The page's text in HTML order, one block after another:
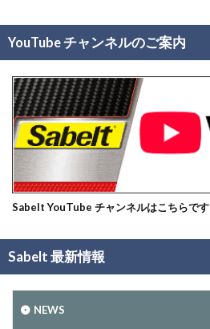
YouTube チャンネルのご案内
Sabelt YouTube チャンネルはこちらです
Sabelt 最新情報
NEWS